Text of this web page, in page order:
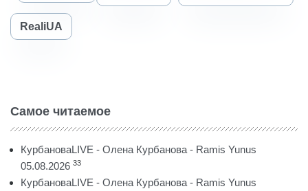
RealiUA
Самое читаемое
КурбановаLIVE - Олена Курбанова - Ramis Yunus
05.08.2026 33
КурбановаLIVE - Олена Курбанова - Ramis Yunus